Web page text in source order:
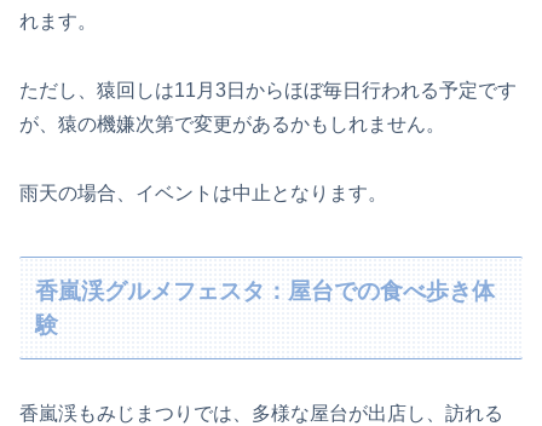
れます。
ただし、猿回しは11月3日からほぼ毎日行われる予定です
が、猿の機嫌次第で変更があるかもしれません。
雨天の場合、イベントは中止となります。
香嵐渓グルメフェスタ：屋台での食べ歩き体
験
香嵐渓もみじまつりでは、多様な屋台が出店し、訪れる